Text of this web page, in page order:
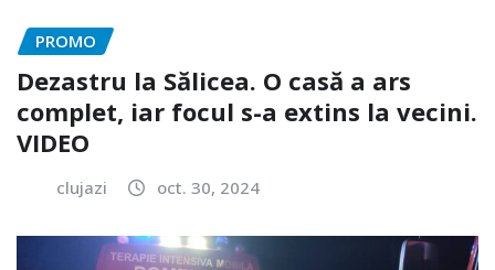
PROMO
Dezastru la Sălicea. O casă a ars
complet, iar focul s-a extins la vecini.
VIDEO
clujazi oct. 30, 2024